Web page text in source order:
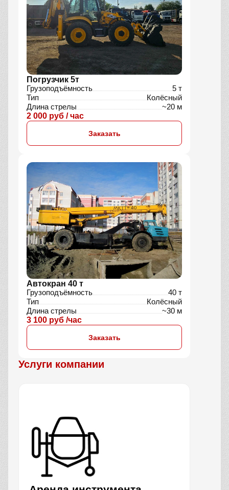
Погрузчик 5т
Грузоподъёмность
5 т
Тип
Колёсный
Длина стрелы
~20 м
2 000 руб / час
Заказать
Автокран 40 т
Грузоподъёмность
40 т
Тип
Колёсный
Длина стрелы
~30 м
3 100 руб /час
Заказать
Услуги компании